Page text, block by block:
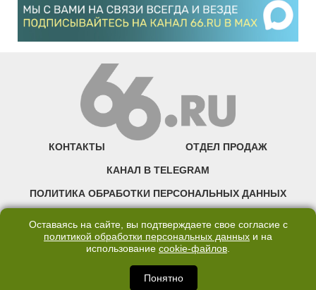
КОНТАКТЫ ОТДЕЛ ПРОДАЖ
КАНАЛ В TELEGRAM
ПОЛИТИКА ОБРАБОТКИ ПЕРСОНАЛЬНЫХ ДАННЫХ
©2007—2025 66.RU. Воспроизведение, сообщение, доведение до всеобщего
правообладателя запрещено. Сетевое издание «Современный портал
Екатеринбурга — «66.ru» (18+) зарегистрировано Федеральной службой по
Оставаясь на сайте, вы подтверждаете свое согласие с
политикой обработки персональных данных и на
использование cookie-файлов.
Понятно